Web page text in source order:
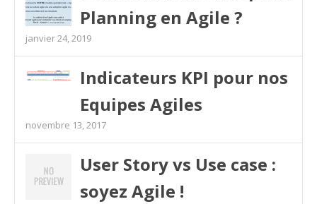
Planning en Agile ?
janvier 24, 2019
Indicateurs KPI pour nos
Equipes Agiles
novembre 13, 2017
User Story vs Use case :
soyez Agile !